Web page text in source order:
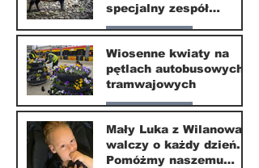
specjalny zespół
ekspertów
Nasze miasto
20 kwi
Wiosenne kwiaty na
pętlach autobusowych i
tramwajowych
Nasze miasto
20 kwi
Mały Luka z Wilanowa
walczy o każdy dzień.
Pomóżmy naszemu